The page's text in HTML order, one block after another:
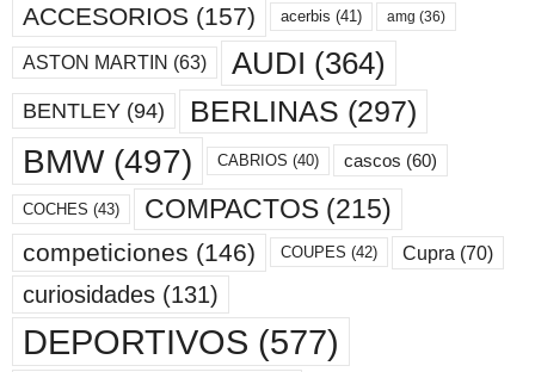
ACCESORIOS (157) acerbis (41) amg (36)
ASTON MARTIN (63) AUDI (364)
BENTLEY (94) BERLINAS (297)
BMW(497) CABRIOS (40) cascos (60)
COCHES (43) COMPACTOS (215)
competiciones (146) COUPES (42) Cupra (70)
curiosidades (131)
DEPORTIVOS (577)